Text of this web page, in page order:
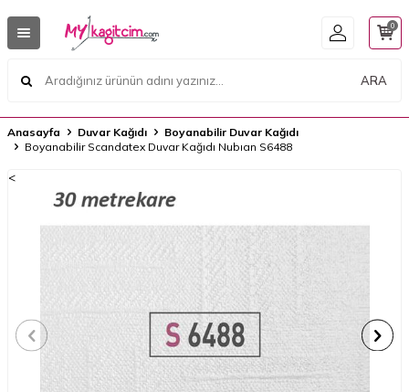
ARA
0
Anasayfa Duvar Kağıdı
Boyanabilir Duvar Kağıdı
Boyanabilir Scandatex Duvar Kağıdı Nubıan S6488
<